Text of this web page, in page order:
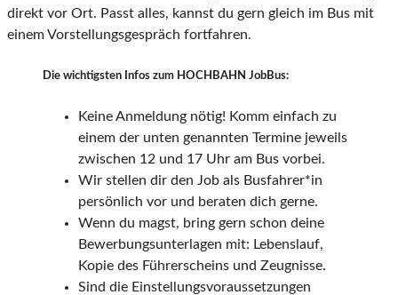
direkt vor Ort. Passt alles, kannst du gern gleich im Bus mit
einem Vorstellungsgespräch fortfahren.
Die wichtigsten Infos zum HOCHBAHN JobBus:
Keine Anmeldung nötig! Komm einfach zu
einem der unten genannten Termine jeweils
zwischen 12 und 17 Uhr am Bus vorbei.
Wir stellen dir den Job als Busfahrer*in
persönlich vor und beraten dich gerne.
Wenn du magst, bring gern schon deine
Bewerbungsunterlagen mit: Lebenslauf,
Kopie des Führerscheins und Zeugnisse.
Sind die Einstellungsvoraussetzungen